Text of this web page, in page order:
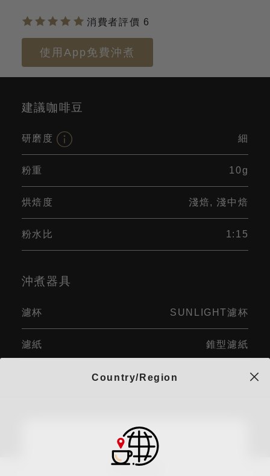
消費者評價 6
使用App免費沖煮
建議咖啡豆
研磨度 細
粉重 10g
烘焙度 淺焙, 淺中焙
粉水比 1:15
沖煮器具
濾杯 SUNLIGHT濾杯
濾紙 錐型濾紙
手法評論
Country/Region